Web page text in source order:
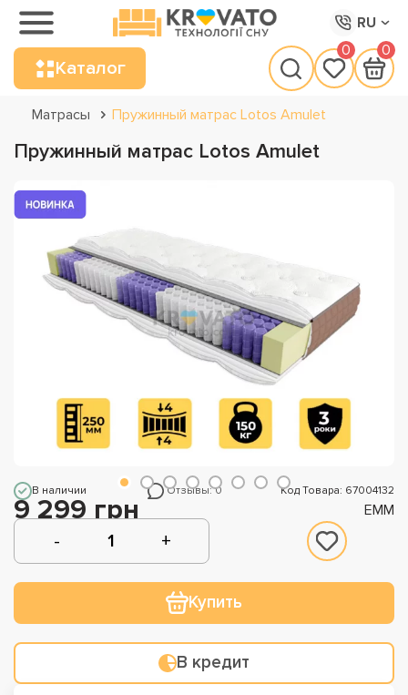
RU
Каталог
0 0
Матрасы Пружинный матрас Lotos Amulet
Пружинный матрас Lotos Amulet
В наличии Отзывы: 0 Код Товара: 67004132
9 299 грн EMM
Купить
В кредит